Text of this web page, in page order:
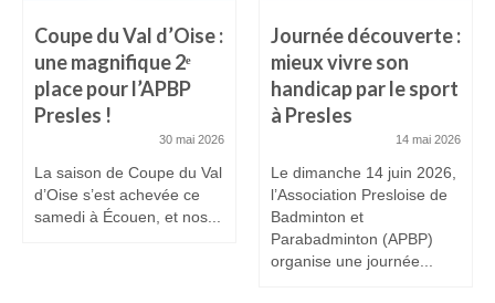
Coupe du Val d’Oise :
une magnifique 2ᵉ
place pour l’APBP
Presles !
30 mai 2026
La saison de Coupe du Val
d’Oise s’est achevée ce
samedi à Écouen, et nos...
Journée découverte :
mieux vivre son
handicap par le sport
à Presles
14 mai 2026
Le dimanche 14 juin 2026,
l’Association Presloise de
Badminton et
Parabadminton (APBP)
organise une journée...